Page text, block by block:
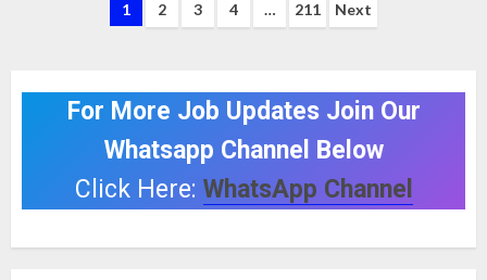
Posts
1 2 3 4 … 211 Next
For More Job Updates Join Our
Whatsapp Channel Below
Click Here: WhatsApp Channel